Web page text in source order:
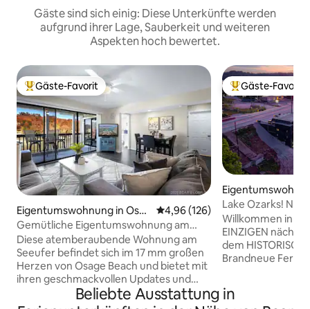
Gäste sind sich einig: Diese Unterkünfte werden
aufgrund ihrer Lage, Sauberkeit und weiteren
Aspekten hoch bewertet.
Beliebter Gäste-Favorit.
Gäste-Favorit
Eigentumswohnung in Osag
e Beach
Durchschnittliche Bewertung:
4,96 (126)
Gemütliche Eigentumswohnung am
See, atemberaubender Seeblick! 2
Schlafzimmer/2 Bäder
Diese atemberaubende Wohnung am
Seeufer befindet sich im 17 mm großen
Herzen von Osage Beach und bietet mit
ihren geschmackvollen Updates und
dem atemberaubenden Blick auf den
See sowohl Komfort als auch Komfort.
Beliebter Gäste-
Gäste-Favorit
Ozark
Lake Ozarks!
dem Strip-C
Willkommen in
EINZIGEN
dem
Brandneue
nagelneu, frisch,
Diese Einheit
Beliebte Ausstattung in